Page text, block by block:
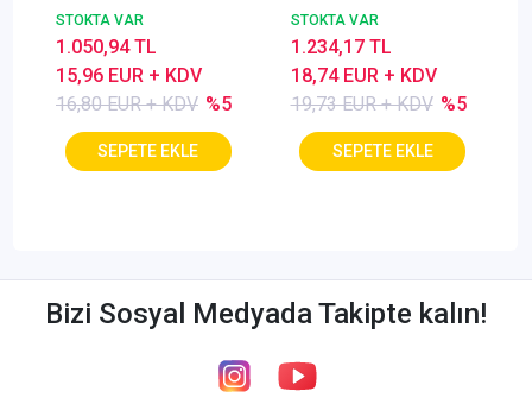
Freze, Parmak freze
ucu Z=4,TiSiN
Kaplamalı
STOKTA VAR
16,80 EUR + KDV %5
15,96 EUR + KDV
1.050,94 TL
ucu, Z=3, Kaplamalı,
30°
STOKTA VAR
19,73 EUR + KDV %5
18,74 EUR + KDV
1.234,17 TL
Bizi Sosyal Medyada Takipte kalın!